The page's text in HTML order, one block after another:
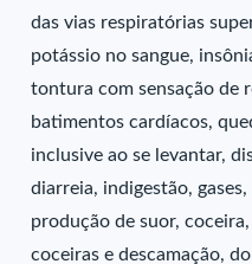
das vias respiratórias
potássio no sangue,
tontura com sensação de
batimentos cardíacos,
inclusive ao se levantar,
diarreia, indigestão,
produção de suor,
coceiras e descamação,